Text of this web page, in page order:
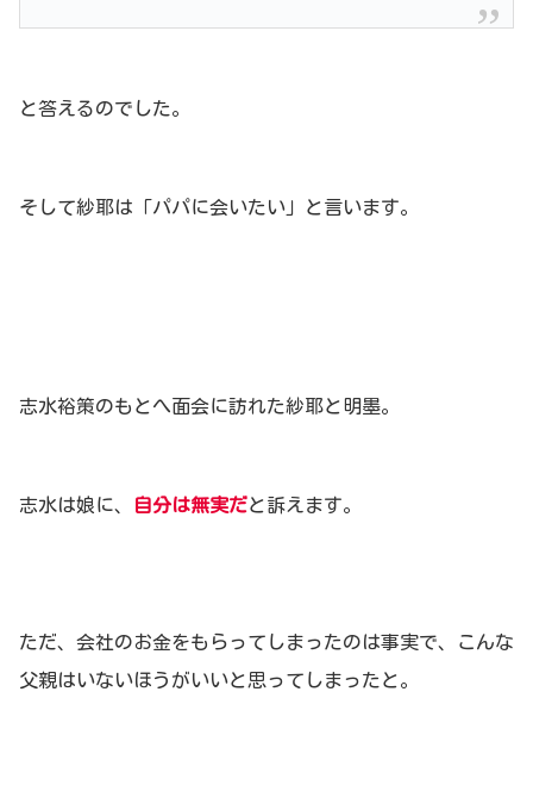
と答えるのでした。
そして紗耶は「パパに会いたい」と言います。
志水裕策のもとへ面会に訪れた紗耶と明墨。
志水は娘に、 自分は無実だと訴えます。
ただ、会社のお金をもらってしまったのは事実で、こんな
父親はいないほうがいいと思ってしまったと。